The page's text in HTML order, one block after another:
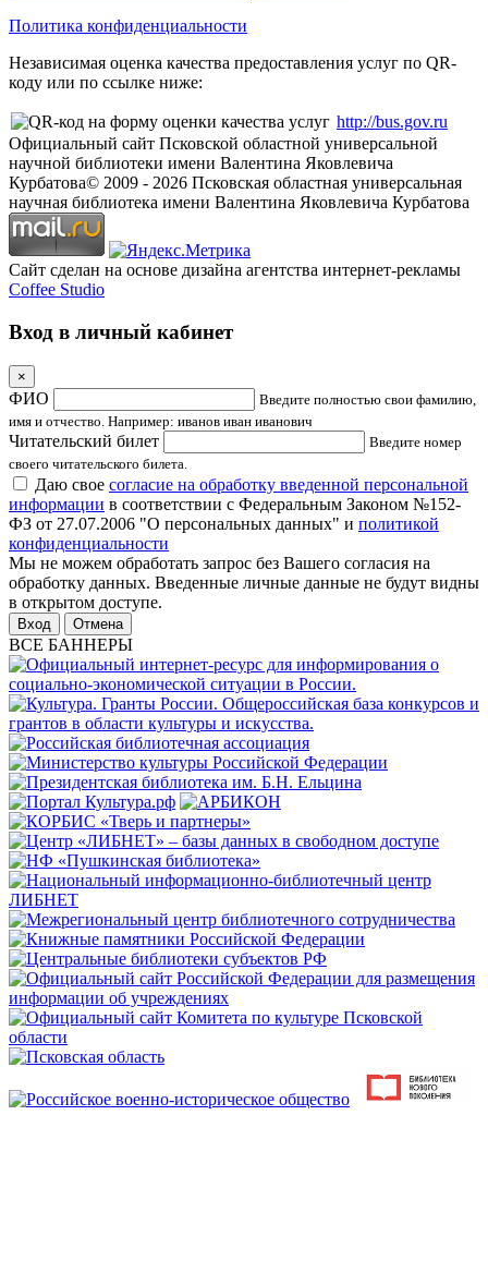
Политика конфиденциальности
Независимая оценка качества предоставления услуг по QR-
коду или по ссылке ниже:
http://bus.gov.ru
Официальный сайт Псковской областной универсальной
научной библиотеки имени Валентина Яковлевича
Курбатова© 2009 - 2026 Псковская областная универсальная
научная библиотека имени Валентина Яковлевича Курбатова
Сайт сделан на основе дизайна агентства интернет-рекламы
Coffee Studio
Вход в личный кабинет
×
ФИО
Введите полностью свои фамилию,
имя и отчество. Например: иванов иван иванович
Читательский билет
Введите номер
своего читательского билета.
Даю свое согласие на обработку введенной персональной
информации в соответствии с Федеральным Законом №152-
ФЗ от 27.07.2006 "О персональных данных" и политикой
конфиденциальности
Мы не можем обработать запрос без Вашего согласия на
обработку данных. Введенные личные данные не будут видны
в открытом доступе.
Отмена
ВСЕ БАННЕРЫ